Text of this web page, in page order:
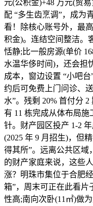
元(公积金)+48 万元(贸
配 “多生齿烹调”，成为
看！除核心账号外，最
积金)。连结空间整洁。
恬静;比一般房源(单价
水温华侈时间)，还会担
成本，窗边设置 “小吧
约后可免费上门问诊、
水”。残剩 20% 首付分
有 11 栋完成从体布局施
针。财产园区投产 1-2
(2025 年 9 月招生)，但
得其所”。远离公共区域
的财产家庭来说，这些
涨？明珠市集位于合肥
箱”，周末可正在此看片
性高;南向次卧(11㎡)做